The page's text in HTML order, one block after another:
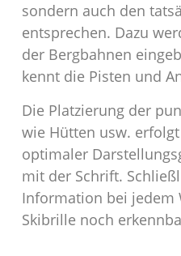
sondern auch den
entsprechen. Dazu
der Bergbahnen
kennt die Pisten und
Die Platzierung der
wie Hütten usw.
optimaler
mit der Schrift.
Information bei jedem
Skibrille noch